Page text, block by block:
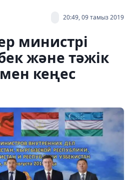
20:49, 09 тамыз 2019
министрі
және тәжік
кеңес